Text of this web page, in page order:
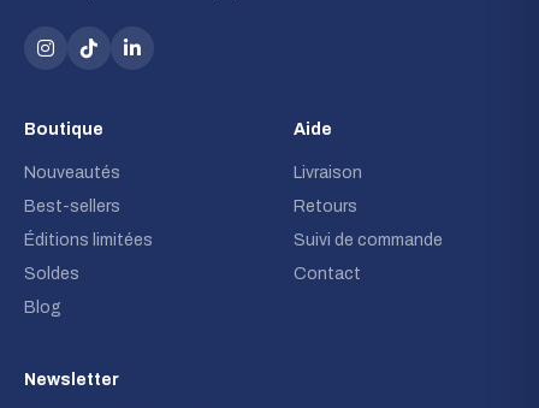
Boutique
Nouveautés
Best-sellers
Éditions limitées
Soldes
Blog
Aide
Livraison
Retours
Suivi de commande
Contact
Newsletter